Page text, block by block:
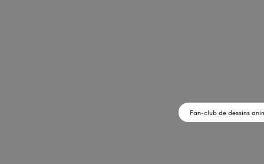
Fan-club de dessins